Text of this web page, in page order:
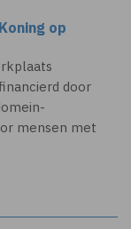
op
door
mensen met